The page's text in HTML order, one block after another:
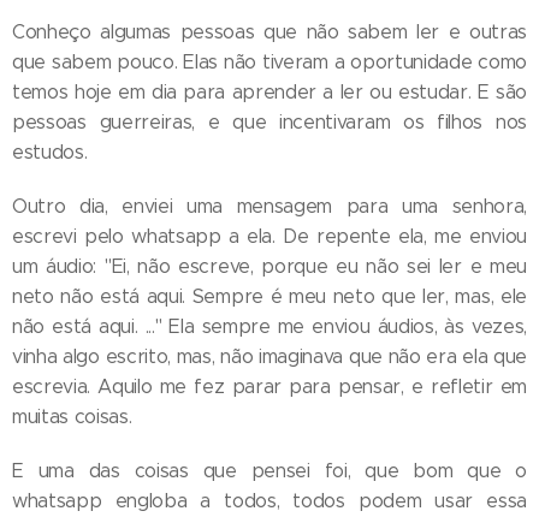
Conheço algumas pessoas que não sabem ler e outras
que sabem pouco. Elas não tiveram a oportunidade como
temos hoje em dia para aprender a ler ou estudar. E são
pessoas guerreiras, e que incentivaram os filhos nos
estudos.
Outro dia, enviei uma mensagem para uma senhora,
escrevi pelo whatsapp a ela. De repente ela, me enviou
um áudio: "Ei, não escreve, porque eu não sei ler e meu
neto não está aqui. Sempre é meu neto que ler, mas, ele
não está aqui. ..." Ela sempre me enviou áudios, às vezes,
vinha algo escrito, mas, não imaginava que não era ela que
escrevia. Aquilo me fez parar para pensar, e refletir em
muitas coisas.
E uma das coisas que pensei foi, que bom que o
whatsapp engloba a todos, todos podem usar essa